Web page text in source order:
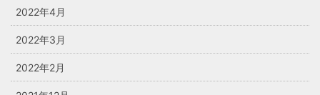
2022年4月
2022年3月
2022年2月